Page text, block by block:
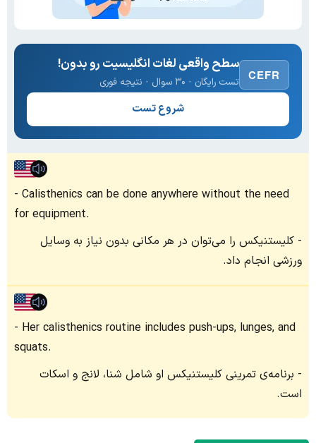
CEFR
سطح واقعی لغات انگلیسیت رو بدون!
تست رایگان · ۳۰ سوال · نتیجه فوری
شروع تست
Calisthenics can be done anywhere without the need
for equipment.
کلیستنیکس را می‌توان در هر مکانی بدون نیاز به وسایل
ورزشی انجام داد.
Her calisthenics routine includes push-ups, lunges, and
squats.
برنامه‌ی تمرینی کلیستنیکس او شامل شنا، لانج و اسکات
است.